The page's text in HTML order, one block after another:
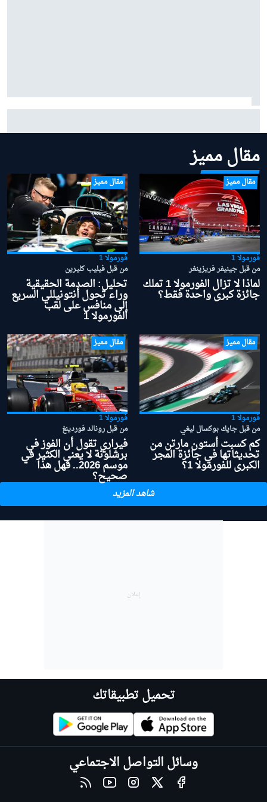
فيرستابن حول عاطفة الأبوّة: "أعظم مكافأة" في حياتي هي
مقال مميز
مقال مميز
فورمولا 1
من قبل جينيفر فريزينغر
لماذا لا تزال الفورمولا 1 تملك
جائزة كبرى واحدة فقط؟
مقال مميز
فورمولا 1
من قبل فيليب كليرين
تحليل: الصدمة الحقيقية
وراء تحول أنتونيللي السريع
إلى منافس على لقب
الفورمولا 1
مقال مميز
فورمولا 1
من قبل جايك بوكسال ليغي
كم كسبت أستون مارتن من
تحديثاتها في جائزة المجر
الكبرى للفورمولا 1؟
مقال مميز
فورمولا 1
من قبل رونالد فوردينغ
فيراري تقول أن الفوز في
برشلونة لا يعني الكثير في
موسم 2026.. فهل هذا
صحيح؟
شاهد المزيد
تحميل تطبيقاتك
وسائل التواصل الاجتماعي